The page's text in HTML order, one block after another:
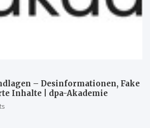
– Desinformationen, Fake
Inhalte | dpa-Akademie